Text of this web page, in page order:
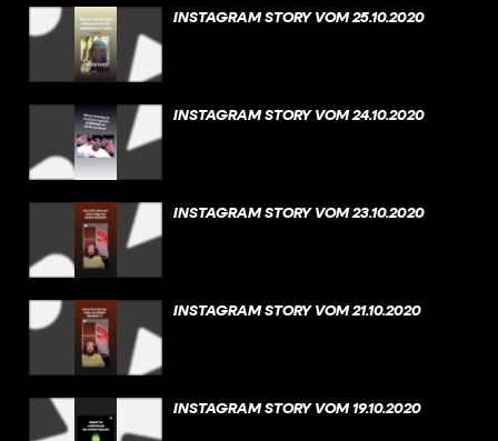
INSTAGRAM STORY VOM 25.10.2020
INSTAGRAM STORY VOM 24.10.2020
INSTAGRAM STORY VOM 23.10.2020
INSTAGRAM STORY VOM 21.10.2020
INSTAGRAM STORY VOM 19.10.2020